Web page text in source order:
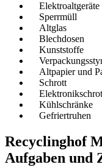
Elektroaltgeräte
Sperrmüll
Altglas
Blechdosen
Kunststoffe
Altpapier und
Schrott
Kühlschränke
Gefriertruhen
Recyclinghof
Aufgaben und